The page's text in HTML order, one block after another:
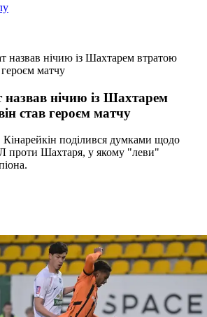
назвав нічию із Шахтарем втратою
матчу
назвав нічию із Шахтарем
став героєм матчу
поділився думками щодо
проти Шахтаря, у якому "леви"